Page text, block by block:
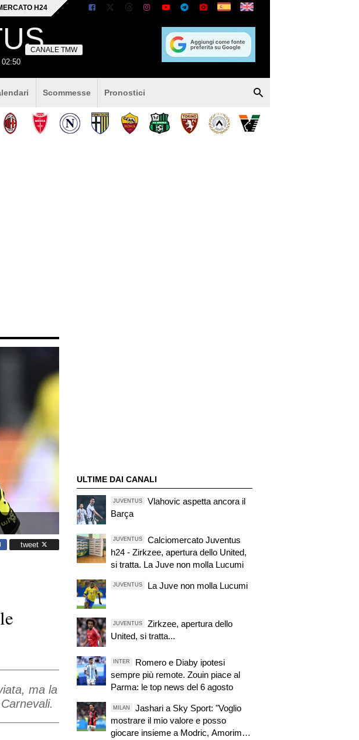
H24
CANALE TMW
Scommesse Pronostici
tweet
ma la
ULTIME DAI CANALI
JUVENTUS
Vlahovic aspetta ancora il
Barça
JUVENTUS
Calciomercato Juventus
h24 - Zirkzee, apertura dello United,
si tratta. La Juve non molla Lucumi
JUVENTUS La Juve non molla Lucumi
JUVENTUS
Zirkzee, apertura dello
United, si tratta...
INTER
Romero e Diaby ipotesi
sempre più remote. Zouin piace al
Parma: le top news del 6 agosto
MILAN
Jashari a Sky Sport: "Voglio
mostrare il mio valore e posso
giocare insieme a Modric, Amorim